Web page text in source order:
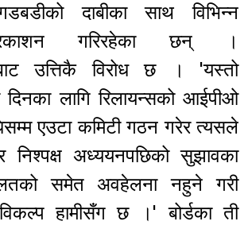
दाबीका साथ विभिन्न
गरिरहेका छन् ।
उत्तिकै विरोध छ । 'यस्तो
लागि रिलायन्सको आईपीओ
एउटा कमिटी गठन गरेर त्यसले
निश्पक्ष अध्ययनपछिको सुझावका
समेत अवहेलना नहुने गरी
हामीसँग छ ।' बोर्डका ती